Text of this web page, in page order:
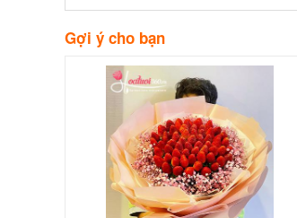
Gợi ý cho bạn